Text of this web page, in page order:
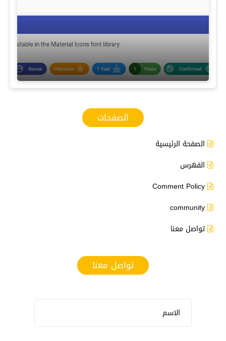
الصفحات
الصفحة الرئيسية
الفهرس
Comment Policy
community
تواصل معنا
تواصل معنا
الاسم